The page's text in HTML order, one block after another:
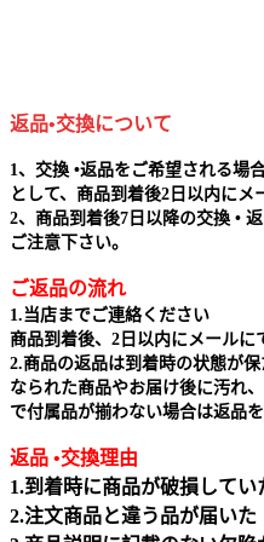
返品•交換について
1、交換 •返品をご希望される場
として、商品到着後2日以内にメ
2、商品到着後7日以降の交換 •
ご注意下さい。
ご返品の流れ
1.当店までご連絡ください
商品到着後、2日以内にメールに
2.商品の返品は到着時の状態が
なられた商品やお届け後に汚れ
で付属品が揃わない場合は返品
返品 •交換理由
1.到着時に商品が破損してい
2.注文商品と違う品が届いた